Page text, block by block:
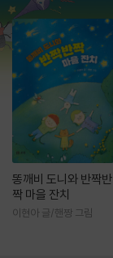
똥깨비 도니와 반짝반
짝 마을 잔치
이현아 글/핸짱 그림